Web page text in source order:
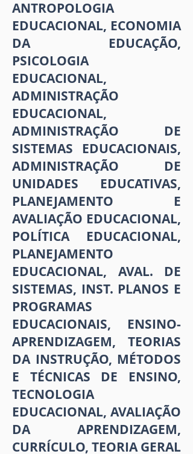
ANTROPOLOGIA
EDUCACIONAL, ECONOMIA
DA EDUCAÇÃO,
PSICOLOGIA
EDUCACIONAL,
ADMINISTRAÇÃO
EDUCACIONAL,
ADMINISTRAÇÃO DE
SISTEMAS EDUCACIONAIS,
ADMINISTRAÇÃO DE
UNIDADES EDUCATIVAS,
PLANEJAMENTO E
AVALIAÇÃO EDUCACIONAL,
POLÍTICA EDUCACIONAL,
PLANEJAMENTO
EDUCACIONAL, AVAL. DE
SISTEMAS, INST. PLANOS E
PROGRAMAS
EDUCACIONAIS, ENSINO-
APRENDIZAGEM, TEORIAS
DA INSTRUÇÃO, MÉTODOS
E TÉCNICAS DE ENSINO,
TECNOLOGIA
EDUCACIONAL, AVALIAÇÃO
DA APRENDIZAGEM,
CURRÍCULO, TEORIA GERAL